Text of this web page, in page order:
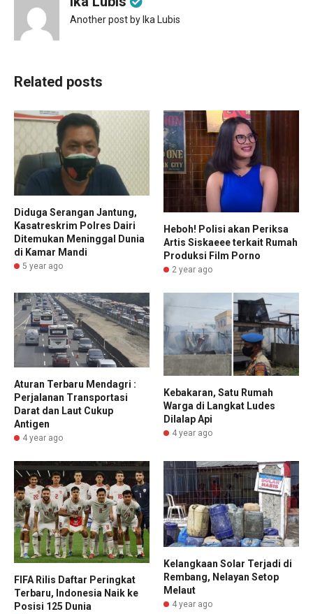
Another post by Ika Lubis
Related posts
Diduga Serangan Jantung,
Kasatreskrim Polres Dairi
Ditemukan Meninggal Dunia
di Kamar Mandi
5 year ago
Heboh! Polisi akan Periksa
Artis Siskaeee terkait Rumah
Produksi Film Porno
2 year ago
Aturan Terbaru Mendagri :
Perjalanan Transportasi
Darat dan Laut Cukup
Antigen
4 year ago
Kebakaran, Satu Rumah
Warga di Langkat Ludes
Dilalap Api
4 year ago
FIFA Rilis Daftar Peringkat
Terbaru, Indonesia Naik ke
Posisi 125 Dunia
Kelangkaan Solar Terjadi di
Rembang, Nelayan Setop
Melaut
4 year ago